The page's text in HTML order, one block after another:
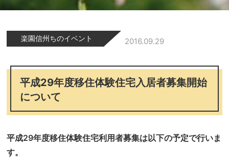
楽園信州ちのイベント 2016.09.29
平成29年度移住体験住宅入居者募集開始
について
平成29年度移住体験住宅利用者募集は以下の予定で行いま
す。